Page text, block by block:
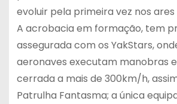
evoluir pela primeira vez nos
A acrobacia em formação, tem
assegurada com os YakStars,
aeronaves executam manobras
cerrada a mais de 300km/h,
Patrulha Fantasma; a única